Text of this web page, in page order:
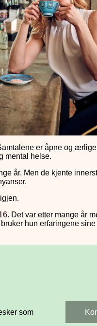
er åpne og
mental helse.
år. Men de kjente
Det var etter mange år
hun erfaringene
som